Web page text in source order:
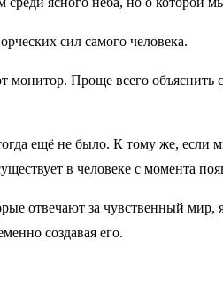
сил самого человека.
монитор. Проще всего
ещё не было. К тому же, если
в человеке с момента
отвечают за чувственный мир,
создавая его.